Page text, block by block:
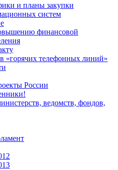
и планы закупки
систем
финансовой
«горячих телефонных линий»
России
ведомств, фондов,